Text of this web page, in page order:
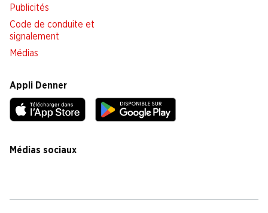
Publicités
Code de conduite et
signalement
Médias
Appli Denner
Médias sociaux